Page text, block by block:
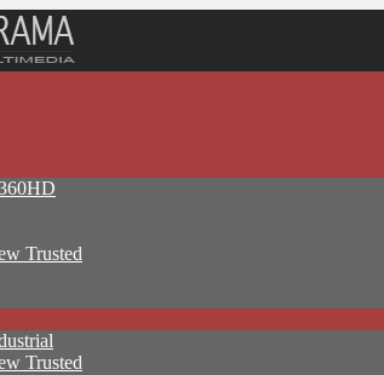
Trusted
Trusted